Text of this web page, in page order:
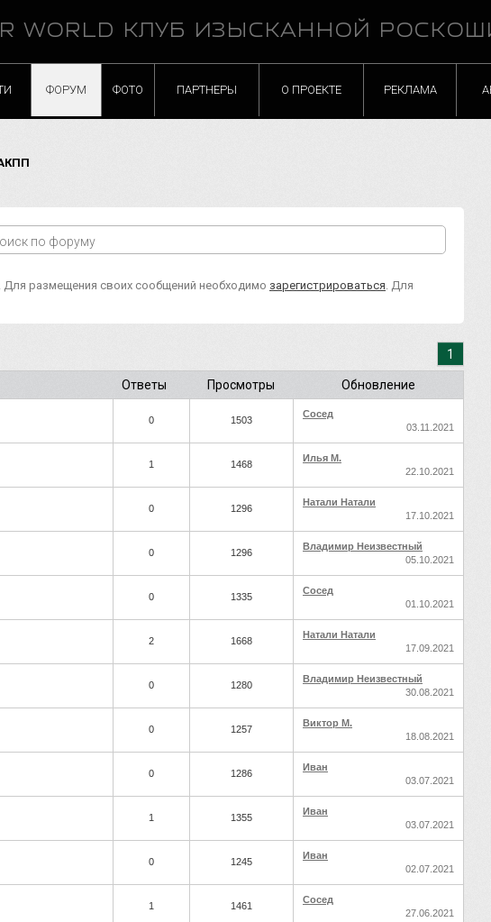
WORLD КЛУБ ИЗЫСКАННОЙ
ФОРУМ ФОТО ПАРТНЕРЫ О ПРОЕКТЕ РЕКЛАМА
. Для размещения своих сообщений необходимо зарегистрироваться . Для
1
Ответы Просмотры Обновление
0 1503
Сосед
03.11.2021
1 1468
Илья М.
22.10.2021
0 1296
Натали Натали
17.10.2021
0 1296
Владимир Неизвестный
05.10.2021
0 1335
Сосед
01.10.2021
2 1668
Натали Натали
17.09.2021
0 1280
Владимир Неизвестный
30.08.2021
0 1257
Виктор М.
18.08.2021
0 1286
Иван
03.07.2021
1 1355
Иван
03.07.2021
0 1245
Иван
02.07.2021
1 1461
Сосед
27.06.2021